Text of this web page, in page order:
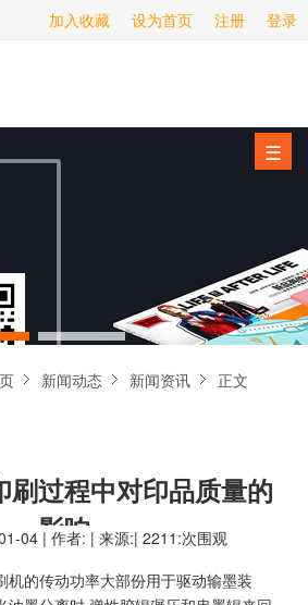
登录
注册
设为首页
加入收藏
☰
新闻动态 新闻资讯 正文
刷过程中对印品质量的
影响
04 | 作者: | 来源:| 2211:次围观
机的传动功率大部份用于驱动输墨装